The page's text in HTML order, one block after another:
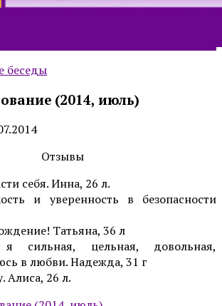
беседы
(2014, июль)
Отзывы
себя. Инна, 26 л.
и уверенность в безопасности
Татьяна, 36 л
сильная, цельная, довольная,
в любви. Надежда, 31 г
Алиса, 26 л.